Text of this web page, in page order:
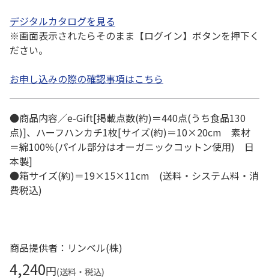
デジタルカタログを見る
※画面表示されたらそのまま【ログイン】ボタンを押下く
ださい。
お申し込みの際の確認事項はこちら
●商品内容／e-Gift[掲載点数(約)＝440点(うち食品130
点)]、ハーフハンカチ1枚[サイズ(約)＝10×20cm 素材
＝綿100％(パイル部分はオーガニックコットン使用) 日
本製]
●箱サイズ(約)＝19×15×11cm (送料・システム料・消
費税込)
商品提供者：リンベル(株)
4,240円(送料・税込)